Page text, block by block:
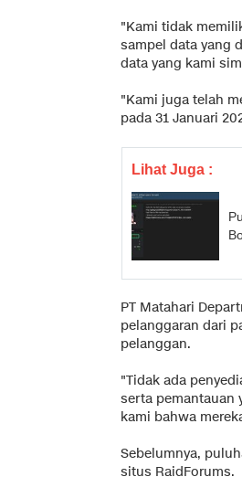
"Kami tidak
sampel data yang
data yang kami
"Kami juga telah
pada 31 Januari
Lihat Juga :
PT Matahari
pelanggaran dari
pelanggan.
"Tidak ada
serta pemantauan
kami bahwa
Sebelumnya,
situs RaidForums.